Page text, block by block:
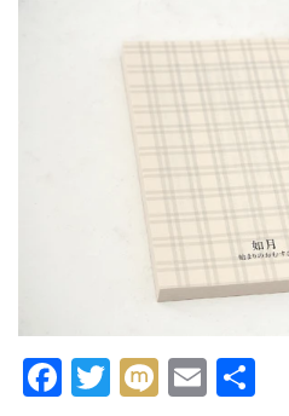
Facebook
Twitter
MixiEmail